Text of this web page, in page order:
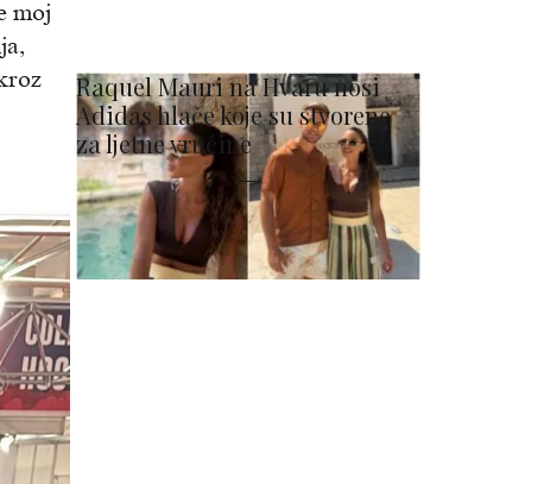
moj
Raquel Mauri na Hvaru nosi
Adidas hlače koje su stvorene
za ljetne vrućine